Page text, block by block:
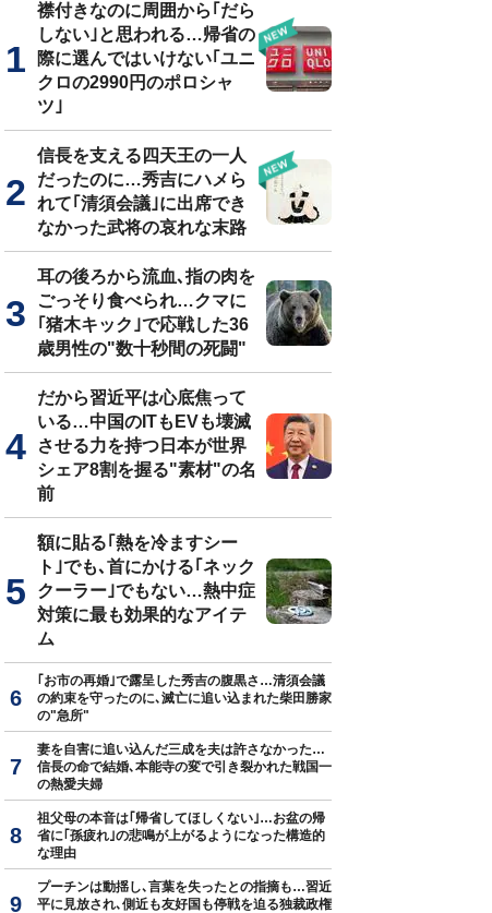
襟付きなのに周囲から｢だら
しない｣と思われる…帰省の
際に選んではいけない｢ユニ
クロの2990円のポロシャ
ツ｣
信長を支える四天王の一人
だったのに…秀吉にハメら
れて｢清須会議｣に出席でき
なかった武将の哀れな末路
耳の後ろから流血､指の肉を
ごっそり食べられ…クマに
｢猪木キック｣で応戦した36
歳男性の"数十秒間の死闘"
だから習近平は心底焦って
いる…中国のITもEVも壊滅
させる力を持つ日本が世界
シェア8割を握る"素材"の名
前
額に貼る｢熱を冷ますシー
ト｣でも､首にかける｢ネック
クーラー｣でもない…熱中症
対策に最も効果的なアイテ
ム
｢お市の再婚｣で露呈した秀吉の腹黒さ…清須会議
の約束を守ったのに､滅亡に追い込まれた柴田勝家
の"急所"
妻を自害に追い込んだ三成を夫は許さなかった…
信長の命で結婚､本能寺の変で引き裂かれた戦国一
の熱愛夫婦
祖父母の本音は｢帰省してほしくない｣…お盆の帰
省に｢孫疲れ｣の悲鳴が上がるようになった構造的
な理由
プーチンは動揺し､言葉を失ったとの指摘も…習近
平に見放され､側近も友好国も停戦を迫る独裁政権